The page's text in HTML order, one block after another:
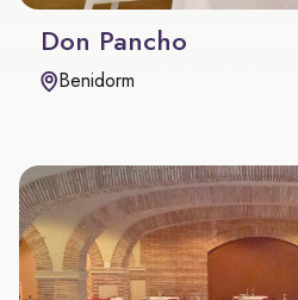
Don Pancho
Benidorm